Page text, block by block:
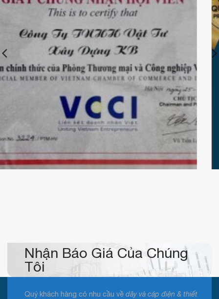
Chứng nhận KBElectric là đại lý bán hàng chính thức
Nhận Báo Giá Của Chúng
Tôi
Quý khách hàng có nhu cầu về dây và cáp điện & thiết